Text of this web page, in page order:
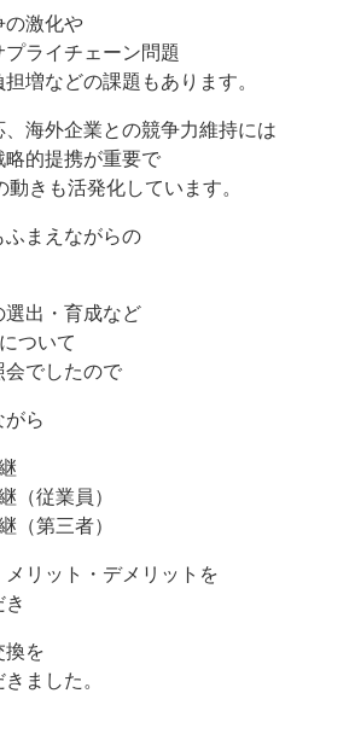
激化や
ライチェーン問題
増などの課題もあります。
海外企業との競争力維持には
的提携が重要で
きも活発化しています。
まえながらの
出・育成など
ついて
でしたので
ら
従業員）
第三者）
リット・デメリットを
を
ました。